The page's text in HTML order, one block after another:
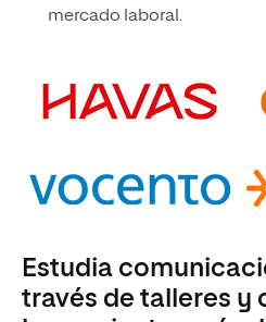
mercado laboral.
Estudia
través de talleres y